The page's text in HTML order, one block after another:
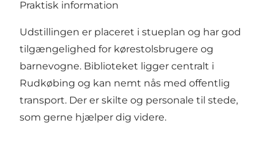
Praktisk information
Udstillingen er placeret i stueplan og har god
tilgængelighed for kørestolsbrugere og
barnevogne. Biblioteket ligger centralt i
Rudkøbing og kan nemt nås med offentlig
transport. Der er skilte og personale til stede,
som gerne hjælper dig videre.